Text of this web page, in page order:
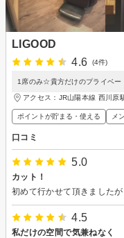
LIGOOD
4.6
(4件)
1席のみ☆貴方だけのプライベー
アクセス：JR山陽本線 西川原
ポイントが貯まる・使える メ
口コミ
5.0
カット！
4.5
私だけの空間で気兼ねなく